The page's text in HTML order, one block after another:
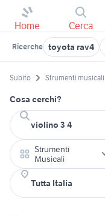
Home Cerca
Ricerche toyota rav4
Subito Strumenti musicali
Cosa cerchi?
Strumenti
Musicali